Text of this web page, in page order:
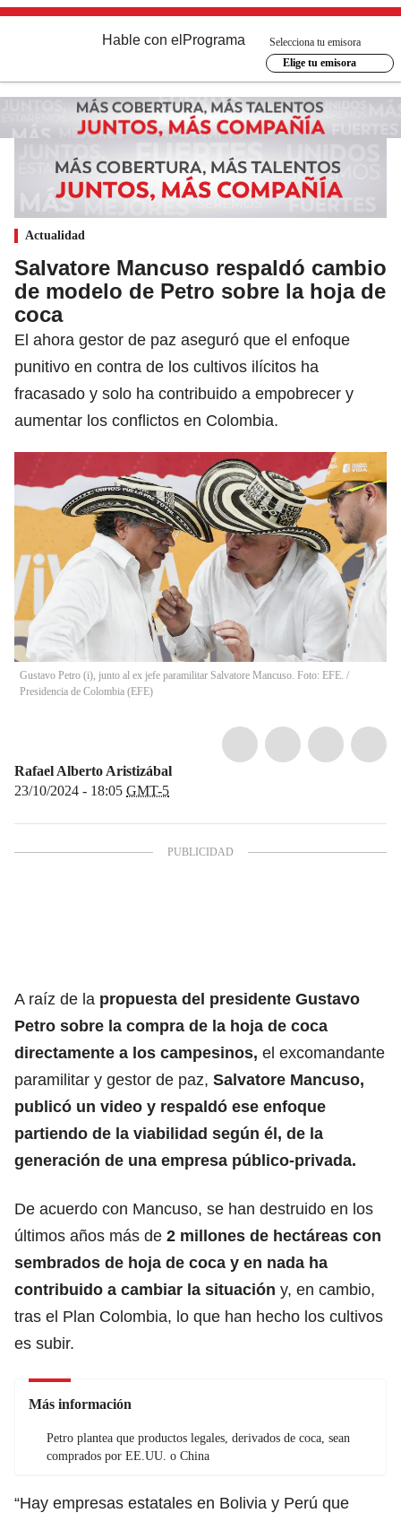
Hable con el Programa
Selecciona tu emisora
Elige tu emisora
Actualidad
Salvatore Mancuso respaldó cambio
de modelo de Petro sobre la hoja de
coca
El ahora gestor de paz aseguró que el enfoque
punitivo en contra de los cultivos ilícitos ha
fracasado y solo ha contribuido a empobrecer y
aumentar los conflictos en Colombia.
Gustavo Petro (i), junto al ex jefe paramilitar Salvatore Mancuso. Foto: EFE. /
Presidencia de Colombia (EFE)
Rafael Alberto Aristizábal
23/10/2024 - 18:05 GMT-5
A raíz de la propuesta del presidente Gustavo
Petro sobre la compra de la hoja de coca
directamente a los campesinos, el excomandante
paramilitar y gestor de paz, Salvatore Mancuso,
publicó un video y respaldó ese enfoque
partiendo de la viabilidad según él, de la
generación de una empresa público-privada.
De acuerdo con Mancuso, se han destruido en los
últimos años más de 2 millones de hectáreas con
sembrados de hoja de coca y en nada ha
contribuido a cambiar la situación y, en cambio,
tras el Plan Colombia, lo que han hecho los cultivos
es subir.
Más información
Petro plantea que productos legales, derivados de coca, sean
comprados por EE.UU. o China
“Hay empresas estatales en Bolivia y Perú que